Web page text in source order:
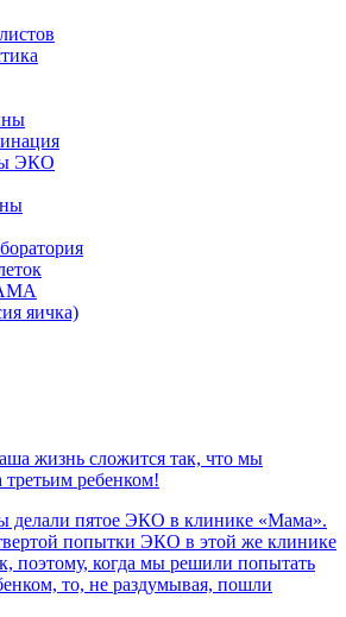
ЭКО
яичка)
жизнь сложится так, что мы
третьим ребенком!
делали пятое ЭКО в клинике «Мама».
попытки ЭКО в этой же клинике
поэтому, когда мы решили попытать
то, не раздумывая, пошли